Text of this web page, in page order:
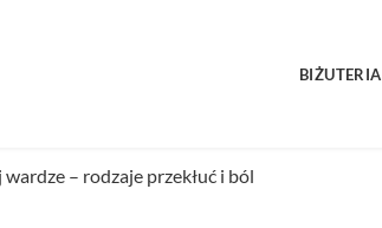
BIŻUTERIA
– rodzaje przekłuć i ból